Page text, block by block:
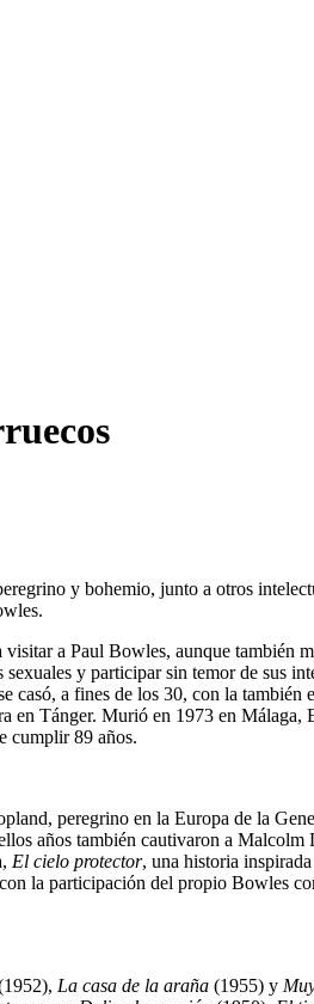
y bohemio, junto a otros
a Paul Bowles, aunque también
y participar sin temor de sus
a fines de los 30, con la también
Tánger. Murió en 1973 en
cumplir 89 años.
peregrino en la Europa de la
años también cautivaron a
El cielo protector, una historia
la participación del propio Bowles
La casa de la araña (1955) y